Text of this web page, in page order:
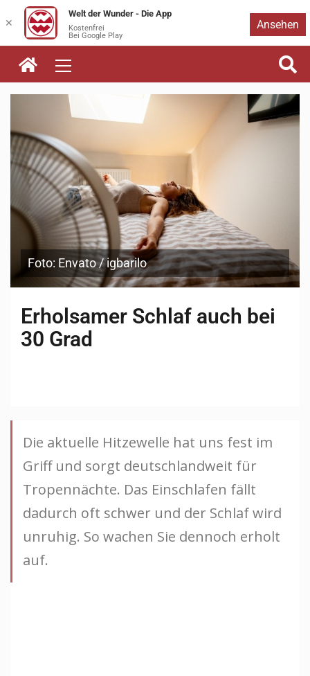
Zum
Inhalt
springen
Foto: Envato / igbarilo
Erholsamer Schlaf auch bei
30 Grad
Die aktuelle Hitzewelle hat uns fest im
Griff und sorgt deutschlandweit für
Tropennächte. Das Einschlafen fällt
dadurch oft schwer und der Schlaf wird
unruhig. So wachen Sie dennoch erholt
auf.
✕
Welt der Wunder - Die App
Kostenfrei
Bei Google Play
Ansehen